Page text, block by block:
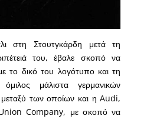
στη Στουτγκάρδη μετά τη
του, έβαλε σκοπό να
το δικό του λογότυπο και τη
μάλιστα γερμανικών
μεταξύ των οποίων και η Audi,
Union Company, με σκοπό να